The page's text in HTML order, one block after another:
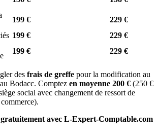
199 €
229 €
199 €
229 €
199 € 229 €
des frais de greffe pour la modification au
Bodacc. Comptez en moyenne 200 € (250 €
social avec changement de ressort de
avec L-Expert-Comptable.com